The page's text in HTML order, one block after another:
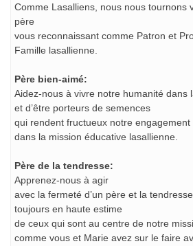
Comme Lasalliens, nous nous tournons
père
vous reconnaissant comme Patron et
Famille lasallienne.
Père bien-aimé:
Aidez-nous à vivre notre humanité dans
et d’être porteurs de semences
qui rendent fructueux notre engagement
dans la mission éducative lasallienne.
Père de la tendresse:
Apprenez-nous à agir
avec la fermeté d’un père et la tendresse
toujours en haute estime
de ceux qui sont au centre de notre
comme vous et Marie avez sur le faire